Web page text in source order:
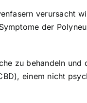
verursacht
der
zu behandeln und
einem nicht